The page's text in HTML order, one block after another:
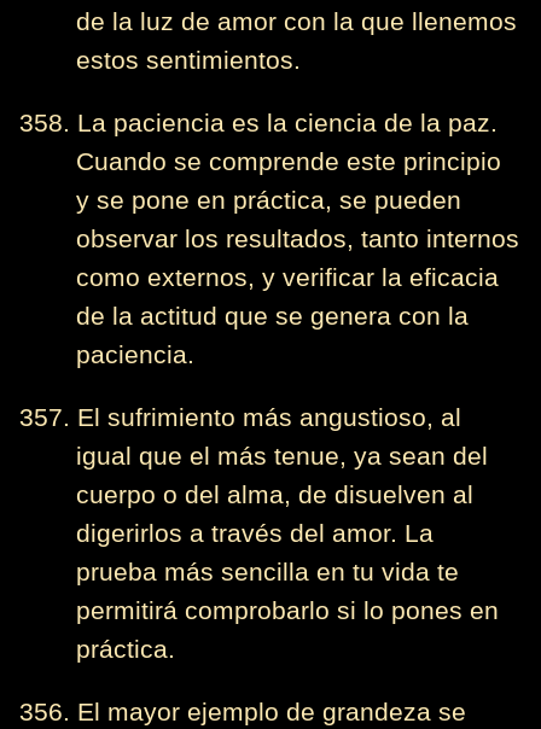
de la luz de amor con la que llenemos
estos sentimientos.
358. La paciencia es la ciencia de la paz.
Cuando se comprende este principio
y se pone en práctica, se pueden
observar los resultados, tanto internos
como externos, y verificar la eficacia
de la actitud que se genera con la
paciencia.
357. El sufrimiento más angustioso, al
igual que el más tenue, ya sean del
cuerpo o del alma, de disuelven al
digerirlos a través del amor. La
prueba más sencilla en tu vida te
permitirá comprobarlo si lo pones en
práctica.
356. El mayor ejemplo de grandeza se